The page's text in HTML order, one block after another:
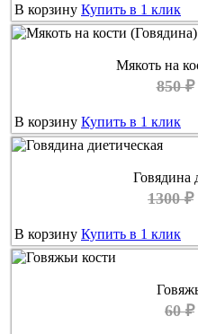
В корзину Купить в 1 клик
Мякоть на
850 ₽
В корзину Купить в 1 клик
Говядина
1300 ₽
В корзину Купить в 1 клик
60 ₽